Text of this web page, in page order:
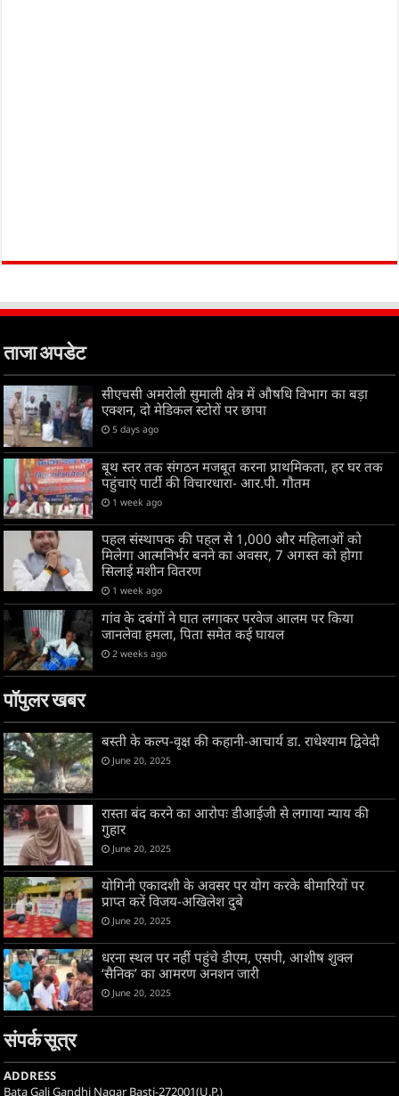
ताजा अपडेट
सीएचसी अमरोली सुमाली क्षेत्र में औषधि विभाग का बड़ा
एक्शन, दो मेडिकल स्टोरों पर छापा
5 days ago
बूथ स्तर तक संगठन मजबूत करना प्राथमिकता, हर घर तक
पहुंचाएं पार्टी की विचारधारा- आर.पी. गौतम
1 week ago
पहल संस्थापक की पहल से 1,000 और महिलाओं को
मिलेगा आत्मनिर्भर बनने का अवसर, 7 अगस्त को होगा
सिलाई मशीन वितरण
1 week ago
गांव के दबंगों ने घात लगाकर परवेज आलम पर किया
जानलेवा हमला, पिता समेत कई घायल
2 weeks ago
पॉपुलर खबर
बस्ती के कल्प-वृक्ष की कहानी-आचार्य डा. राधेश्याम द्विवेदी
June 20, 2025
रास्ता बंद करने का आरोपः डीआईजी से लगाया न्याय की
गुहार
June 20, 2025
योगिनी एकादशी के अवसर पर योग करके बीमारियों पर
प्राप्त करें विजय-अखिलेश दुबे
June 20, 2025
धरना स्थल पर नहीं पहुंचे डीएम, एसपी, आशीष शुक्ल
‘सैनिक’ का आमरण अनशन जारी
June 20, 2025
संपर्क सूत्र
ADDRESS
Bata Gali Gandhi Nagar Basti-272001(U.P.)